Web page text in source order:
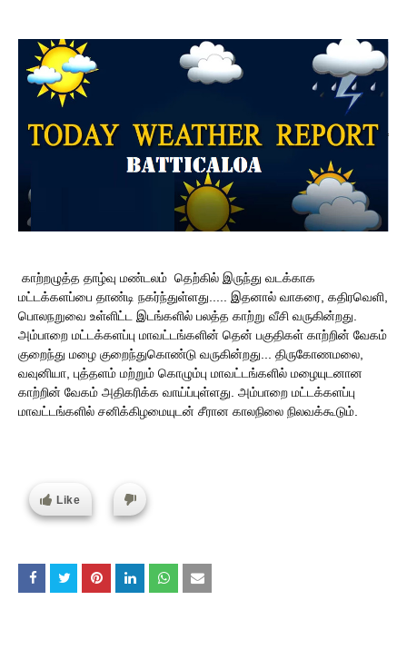
காற்றழுத்த தாழ்வு மண்டலம் தெற்கில் இருந்து வடக்காக
மட்டக்களப்பை தாண்டி நகர்ந்துள்ளது..... இதனால் வாகரை, கதிரவெளி,
பொலநறுவை உள்ளிட்ட இடங்களில் பலத்த காற்று வீசி வருகின்றது.
அம்பாறை மட்டக்களப்பு மாவட்டங்களின் தென் பகுதிகள் காற்றின் வேகம்
குறைந்து மழை குறைந்துகொண்டு வருகின்றது... திருகோணமலை,
வவுனியா, புத்தளம் மற்றும் கொழும்பு மாவட்டங்களில் மழையுடனான
காற்றின் வேகம் அதிகரிக்க வாய்ப்புள்ளது. அம்பாறை மட்டக்களப்பு
மாவட்டங்களில் சனிக்கிழமையுடன் சீரான காலநிலை நிலவக்கூடும்.
Like